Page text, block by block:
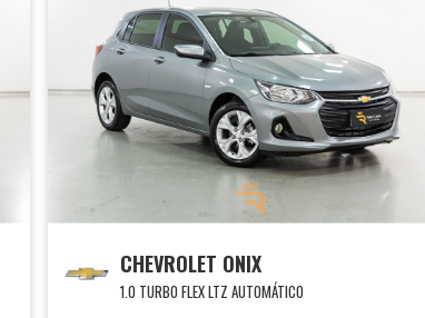
CHEVROLET ONIX
1.0 TURBO FLEX LTZ AUTOMÁTICO